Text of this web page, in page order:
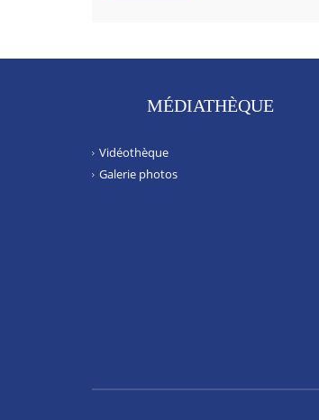
MÉDIATHÈQUE
Vidéothèque
Galerie photos